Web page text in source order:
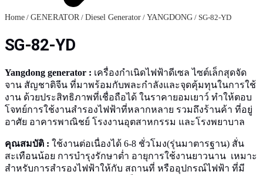
Home / GENERATOR / Diesel Generator / YANGDONG / SG-82-YD
SG-82-YD
Yangdong generator : เครื่องกำเนิดไฟฟ้าดีเซล ไซต์เล็กสุดจัด
จาน สัญชาติจีน ที่มาพร้อมกับพละกำลังและจุดคุ้มทุนในการใช้
งาน ด้วยประสิทธิภาพที่เชื่อถือได้ ในราคายอมเยาว์ ทำให้ตอบ
โจทย์การใช้งานสำรองไฟฟ้าที่หลากหลาย รวมถึงร้านค้า ที่อยู่
อาศัย อาคารพาณิชย์ โรงงานอุตสาหกรรม และโรงพยาบาล
คุณสมบัติ : ใช้งานต่อเนื่องได้ 6-8 ชั่วโมง(รุ่นมาตารฐาน) สั่น
สะเทือนน้อย การบำรุงรักษาต่ำ อายุการใช้งานยาวนาน เหมาะ
สำหรับการสำรองไฟฟ้าให้กับ สถานที่ หรืออุปกรณ์ไฟฟ้า ที่มี